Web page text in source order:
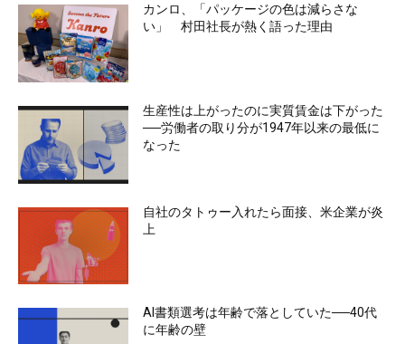
カンロ、「パッケージの色は減らさな
い」 村田社長が熱く語った理由
生産性は上がったのに実質賃金は下がった
──労働者の取り分が1947年以来の最低に
なった
自社のタトゥー入れたら面接、米企業が炎
上
AI書類選考は年齢で落としていた──40代
に年齢の壁